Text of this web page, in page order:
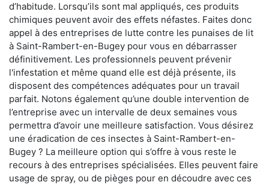
d’habitude. Lorsqu’ils sont mal appliqués, ces produits
chimiques peuvent avoir des effets néfastes. Faites donc
appel à des entreprises de lutte contre les punaises de lit
à Saint-Rambert-en-Bugey pour vous en débarrasser
définitivement. Les professionnels peuvent prévenir
l'infestation et même quand elle est déjà présente, ils
disposent des compétences adéquates pour un travail
parfait. Notons également qu’une double intervention de
l’entreprise avec un intervalle de deux semaines vous
permettra d’avoir une meilleure satisfaction. Vous désirez
une éradication de ces insectes à Saint-Rambert-en-
Bugey ? La meilleure option qui s’offre à vous reste le
recours à des entreprises spécialisées. Elles peuvent faire
usage de spray, ou de pièges pour en découdre avec ces